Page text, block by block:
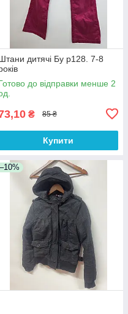
дитячі Бу р128. 7-8
до відправки менше 2
₴ 85 ₴
Купити
–10%